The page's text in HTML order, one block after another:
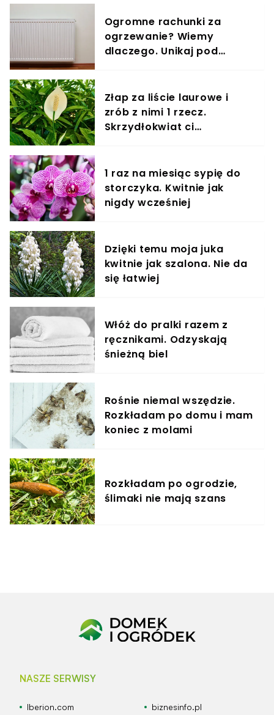
Ogromne rachunki za
ogrzewanie? Wiemy
dlaczego. Unikaj pod
Złap za liście laurowe i
zrób z nimi 1 rzecz.
Skrzydłokwiat ci
1 raz na miesiąc sypię do
storczyka. Kwitnie jak
nigdy wcześniej
Dzięki temu moja juka
kwitnie jak szalona. Nie da
się łatwiej
Włóż do pralki razem z
ręcznikami. Odzyskają
śnieżną biel
Rośnie niemal wszędzie.
Rozkładam po domu i mam
koniec z molami
Rozkładam po ogrodzie,
ślimaki nie mają szans
NASZE SERWISY
Iberion.com biznesinfo.pl